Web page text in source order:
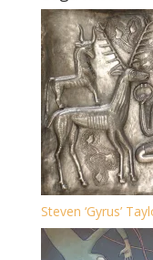
Steven ‘Gyrus’